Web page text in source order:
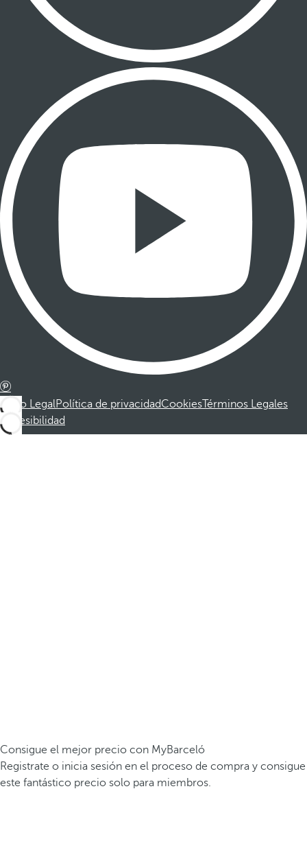
Aviso LegalPolítica de privacidadCookiesTérminos Legales
Accesibilidad
Consigue el mejor precio con MyBarceló
Registrate o inicia sesión en el proceso de compra y consigue
este fantástico precio solo para miembros.